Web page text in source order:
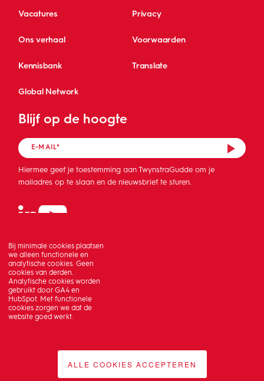
Bij minimale cookies plaatsen
we alleen functionele en
analytische cookies. Geen
cookies van derden.
Analytische cookies worden
gebruikt door GA4 en
HubSpot. Met functionele
cookies zorgen we dat de
website goed werkt.
ALLE COOKIES ACCEPTEREN
Vacatures Privacy
Ons verhaal Voorwaarden
Kennisbank Translate
Global Network
Blijf op de hoogte
Hiermee geef je toestemming aan TwynstraGudde om je
mailadres op te slaan en de nieuwsbrief te sturen.